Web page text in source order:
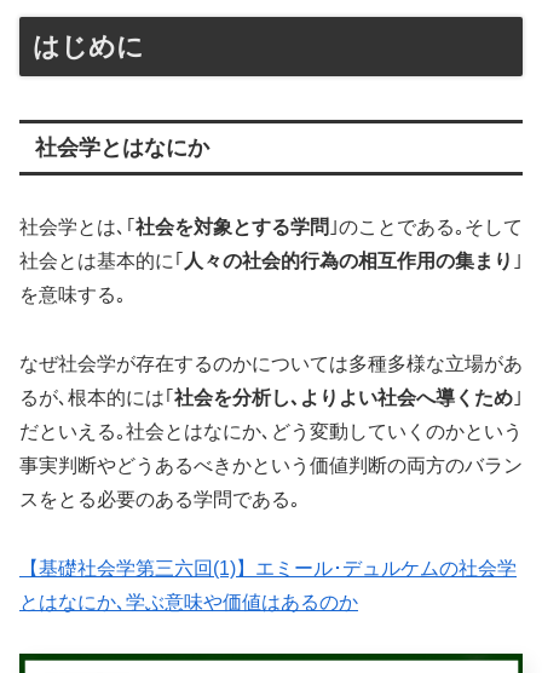
はじめに
社会学とはなにか
社会学とは､｢ 社会を対象とする学問 ｣のことである｡そして
社会とは基本的に｢ 人々の社会的行為の相互作用の集まり ｣
を意味する｡
なぜ社会学が存在するのかについては多種多様な立場があ
るが､根本的には｢ 社会を分析し､よりよい社会へ導くため ｣
だといえる｡社会とはなにか､どう変動していくのかという
事実判断やどうあるべきかという価値判断の両方のバラン
スをとる必要のある学問である｡
【基礎社会学第三六回(1)】エミール･デュルケムの社会学
とはなにか､学ぶ意味や価値はあるのか